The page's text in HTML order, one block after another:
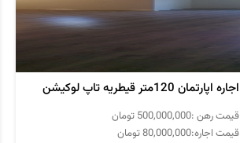
اجاره اپارتمان 120متر قیطریه تاپ لوکیشن
قیمت رهن :500,000,000 تومان
قیمت اجاره:80,000,000تومان